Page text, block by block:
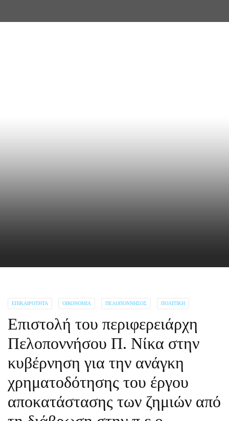
ΕΠΙΚΑΙΡΌΤΗΤΑ ΟΙΚΟΝΟΜΊΑ ΠΕΛΟΠΌΝΝΗΣΟΣ ΠΟΛΙΤΙΚΉ
Επιστολή του περιφερειάρχη
Πελοποννήσου Π. Νίκα στην
κυβέρνηση για την ανάγκη
χρηματοδότησης του έργου
αποκατάστασης των ζημιών από